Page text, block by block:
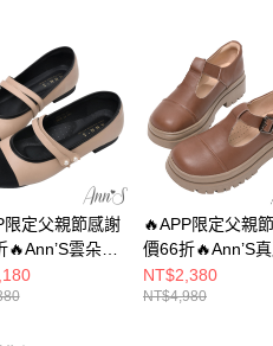
限定父親節感謝
🔥Ann’S雲朵輕
牛皮真皮雙帶
底鞋娃娃鞋
🔥APP限定父親
價66折🔥Ann’S
皮厚底T字瑪莉
5cm-咖
NT$2,380
NT$4,980